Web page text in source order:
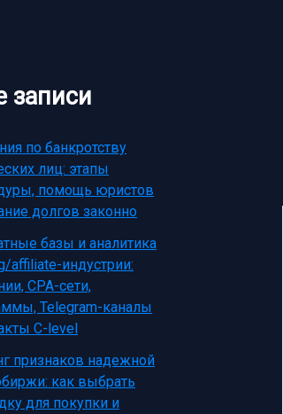
записи
по банкротству
лиц: этапы
помощь юристов
долгов законно
базы и аналитика
affiliate-индустрии:
CPA-сети,
Telegram-каналы
C-level
признаков надежной
как выбрать
для покупки и